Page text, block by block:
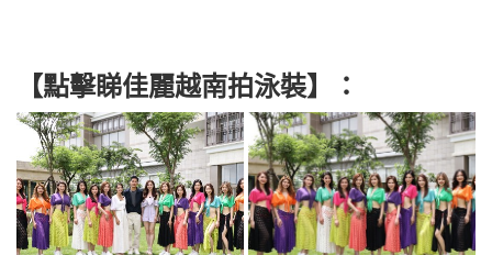
【點擊睇佳麗越南拍泳裝】：